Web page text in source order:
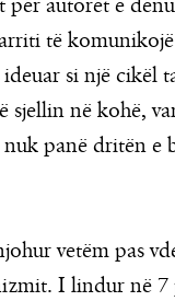
autorët e
të
si një cikël
sjellin në kohë,
panë dritën
vetëm pas
I lindur në